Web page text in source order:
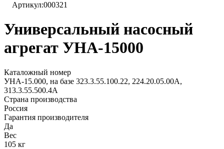
Артикул:000321
Универсальный насосный
агрегат УНА-15000
Каталожный номер
УНА-15.000, на базе 323.3.55.100.22, 224.20.05.00А,
313.3.55.500.4А
Страна производства
Россия
Гарантия производителя
Да
Вес
105 кг